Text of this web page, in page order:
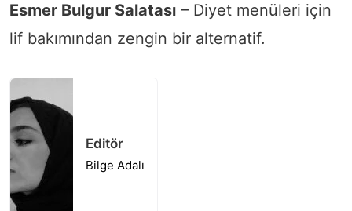
Esmer Bulgur Salatası – Diyet menüleri için
lif bakımından zengin bir alternatif.
Editör
Bilge Adalı